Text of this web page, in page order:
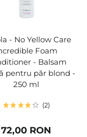
- No Yellow Care
Foam
- Balsam
pentru păr blond -
250 ml
2
72,00 RON